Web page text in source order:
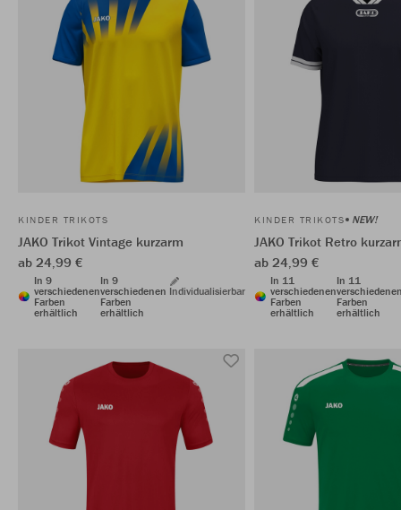
KINDER TRIKOTS
JAKO Trikot Vintage kurzarm
ab 24,99 €
In 9
verschiedenen
Farben
erhältlich
In 9
verschiedenen
Farben
erhältlich
Individualisierbar
KINDER TRIKOTS NEW!
JAKO Trikot Retro
ab 24,99 €
In 11
verschiedenen
Farben
erhältlich
In 11
Farben
erhältlich